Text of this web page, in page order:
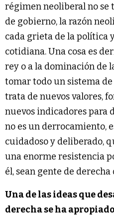
régimen neoliberal no se
de gobierno, la razón
cada grieta de la política
cotidiana. Una cosa es
rey o a la dominación de
tomar todo un sistema
trata de nuevos valores,
nuevos indicadores para
no es un derrocamiento,
cuidadoso y deliberado,
una enorme resistencia
él, sean gente de derecha
Una de las ideas que
derecha se ha